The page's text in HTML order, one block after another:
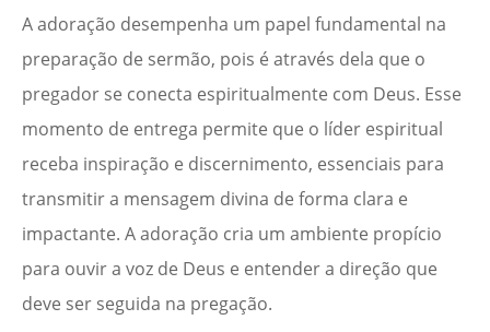
A adoração desempenha um papel fundamental na
preparação de sermão, pois é através dela que o
pregador se conecta espiritualmente com Deus. Esse
momento de entrega permite que o líder espiritual
receba inspiração e discernimento, essenciais para
transmitir a mensagem divina de forma clara e
impactante. A adoração cria um ambiente propício
para ouvir a voz de Deus e entender a direção que
deve ser seguida na pregação.